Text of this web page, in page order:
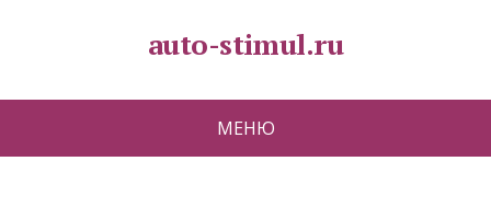
auto-stimul.ru
МЕНЮ